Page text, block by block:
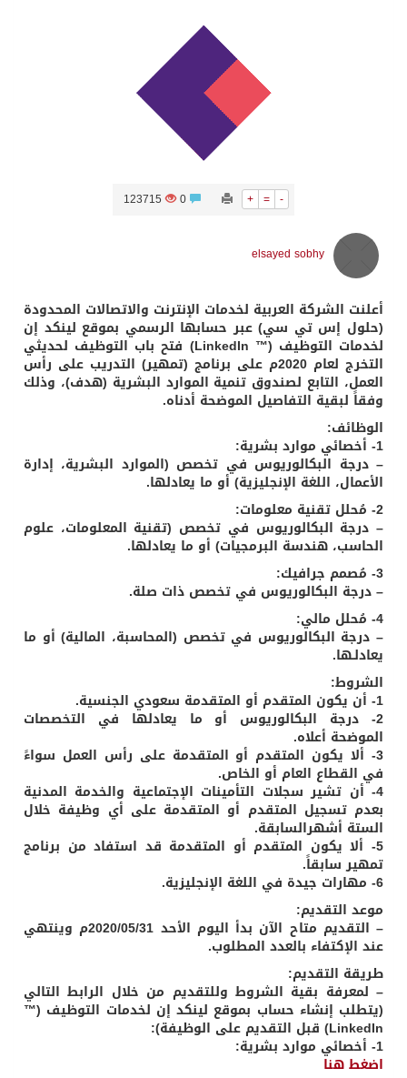
المحكمة العليا غدٍ الخميس هو المكمل لشهر رمضان
+ = -
123715
elsayed sobhy
أعلنت الشركة العربية لخدمات الإنترنت والاتصالات المحدودة
(حلول إس تي سي) عبر حسابها الرسمي بموقع لينكد إن
لخدمات التوظيف (™ LinkedIn) فتح باب التوظيف لحديثي
التخرج لعام 2020م على برنامج (تمهير) التدريب على رأس
العمل، التابع لصندوق تنمية الموارد البشرية (هدف)، وذلك
وفقاً لبقية التفاصيل الموضحة أدناه.
الوظائف:
1- أخصائي موارد بشرية:
– درجة البكالوريوس في تخصص (الموارد البشرية، إدارة
الأعمال، اللغة الإنجليزية) أو ما يعادلها.
2- مُحلل تقنية معلومات:
– درجة البكالوريوس في تخصص (تقنية المعلومات، علوم
الحاسب، هندسة البرمجيات) أو ما يعادلها.
3- مُصمم جرافيك:
– درجة البكالوريوس في تخصص ذات صلة.
4- مُحلل مالي:
– درجة البكالوريوس في تخصص (المحاسبة، المالية) أو ما
يعادلـها.
الشروط:
1- أن يكون المتقدم أو المتقدمة سعودي الجنسية.
2- درجة البكالوريوس أو ما يعادلها في التخصصات
الموضحة أعلاه.
3- ألا يكون المتقدم أو المتقدمة على رأس العمل سواءً
في القطاع العام أو الخاص.
4- أن تشير سجلات التأمينات الإجتماعية والخدمة المدنية
بعدم تسجيل المتقدم أو المتقدمة على أي وظيفة خلال
الستة أشهرالسابقة.
5- ألا يكون المتقدم أو المتقدمة قد استفاد من برنامج
تمهير سابقاً.
6- مهارات جيدة في اللغة الإنجليزية.
موعد التقديم:
– التقديم متاح الآن بدأ اليوم الأحد 2020/05/31م وينتهي
عند الإكتفاء بالعدد المطلوب.
طريقة التقديم:
– لمعرفة بقية الشروط وللتقديم من خلال الرابط التالي
(يتطلب إنشاء حساب بموقع لينكد إن لخدمات التوظيف (™
LinkedIn) قبل التقديم على الوظيفة):
1- أخصائي موارد بشرية:
اضغط هنا